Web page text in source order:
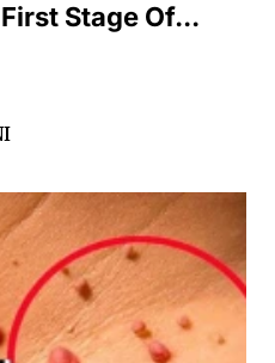
Stage Of...